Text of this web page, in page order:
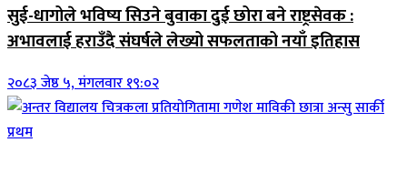
सुई-धागोले भविष्य सिउने बुवाका दुई छोरा बने राष्ट्रसेवक :
अभावलाई हराउँदै संघर्षले लेख्यो सफलताको नयाँ इतिहास
२०८३ जेष्ठ ५, मंगलवार १९:०२